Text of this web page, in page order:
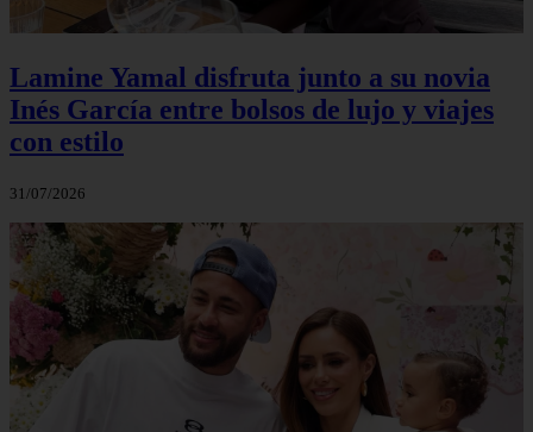
Lamine Yamal disfruta junto a su novia
Inés García entre bolsos de lujo y viajes
con estilo
31/07/2026